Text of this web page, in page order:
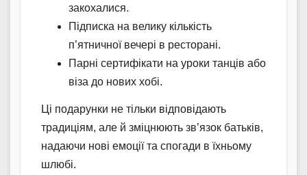
закохалися.
Підписка на велику кількість
п’ятничної вечері в ресторані.
Парні сертифікати на уроки танців або
віза до нових хобі.
Ці подарунки не тільки відповідають
традиціям, але й зміцнюють зв’язок батьків,
надаючи нові емоції та спогади в їхньому
шлюбі.